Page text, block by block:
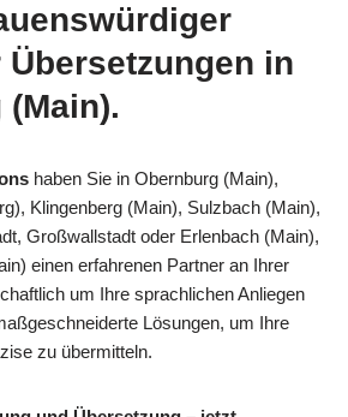
in
haben Sie in Obernburg (Main),
Klingenberg (Main), Sulzbach (Main),
Großwallstadt oder Erlenbach (Main),
einen erfahrenen Partner an Ihrer
um Ihre sprachlichen Anliegen
Lösungen, um Ihre
zu übermitteln.